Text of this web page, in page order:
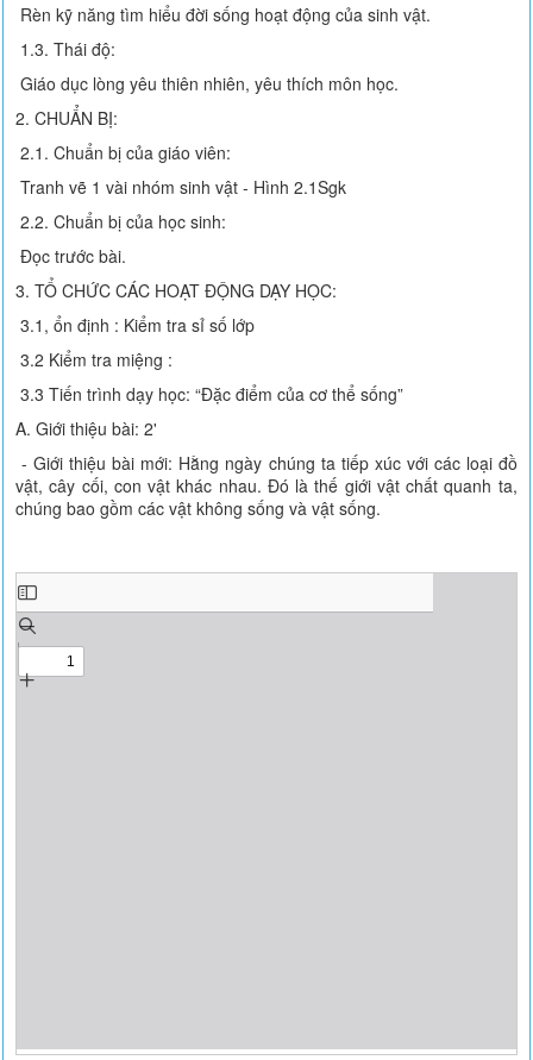
Rèn kỹ năng tìm hiểu đời sống hoạt động của sinh vật.
1.3. Thái độ:
Giáo dục lòng yêu thiên nhiên, yêu thích môn học.
2. CHUẨN BỊ:
2.1. Chuẩn bị của giáo viên:
Tranh vẽ 1 vài nhóm sinh vật - Hình 2.1Sgk
2.2. Chuẩn bị của học sinh:
Đọc trước bài.
3. TỔ CHỨC CÁC HOẠT ĐỘNG DẠY HỌC:
3.1, ổn định : Kiểm tra sỉ số lớp
3.2 Kiểm tra miệng :
3.3 Tiến trình dạy học: “Đặc điểm của cơ thể sống”
A. Giới thiệu bài: 2'
- Giới thiệu bài mới: Hằng ngày chúng ta tiếp xúc với các loại đồ
vật, cây cối, con vật khác nhau. Đó là thế giới vật chất quanh ta,
chúng bao gồm các vật không sống và vật sống.